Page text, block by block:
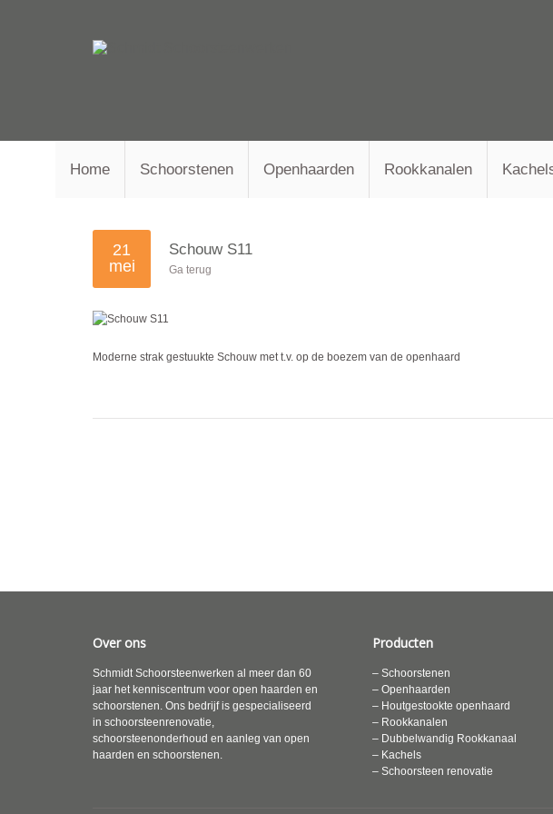
Home Schoorstenen Openhaarden Rookkanalen
Schouw S11
21
mei
Ga terug
Moderne strak gestuukte Schouw met t.v. op de boezem van de openhaard
Over ons
Schmidt Schoorsteenwerken al meer dan 60
jaar het kenniscentrum voor open haarden en
schoorstenen. Ons bedrijf is gespecialiseerd
in schoorsteenrenovatie,
schoorsteenonderhoud en aanleg van open
haarden en schoorstenen.
Producten
– Schoorstenen
– Openhaarden
– Houtgestookte openhaard
– Rookkanalen
– Dubbelwandig Rookkanaal
– Kachels
– Schoorsteen renovatie